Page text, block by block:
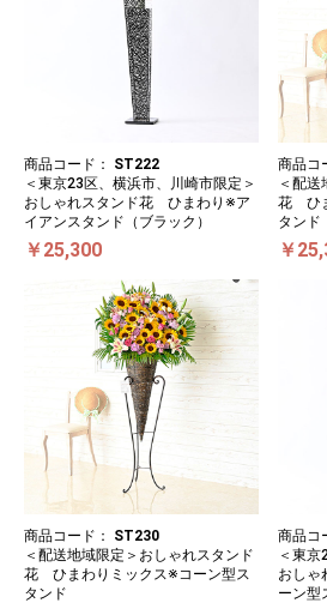
商品コード： ST222
＜東京23区、横浜市、川崎市限定＞
おしゃれスタンド花 ひまわり※ア
イアンスタンド（ブラック）
￥25,300
商品コ
＜配送
花 ひ
タンド
￥
商品コード： ST230
＜配送地域限定＞おしゃれスタンド
花 ひまわりミックス※コーン型ス
タンド
商品コ
＜東京
おし
ーン型